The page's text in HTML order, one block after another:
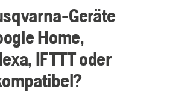
Geräte
Home,
IFTTT oder